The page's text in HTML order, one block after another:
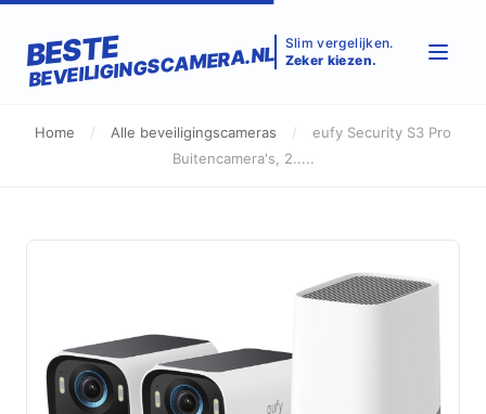
BESTE
BEVEILIGINGSCAMERA.NL Slim vergelijken.
Zeker kiezen.
Home / Alle beveiligingscameras /
eufy Security S3 Pro
Buitencamera's, 2.....